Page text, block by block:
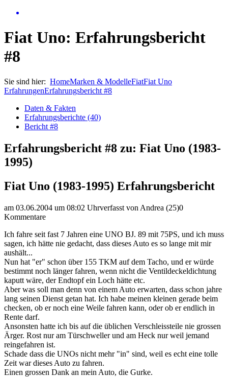
Fiat Uno: Erfahrungsbericht
#8
Sie sind hier: HomeMarken & ModelleFiatFiat Uno
ErfahrungenErfahrungsbericht #8
Daten & Fakten
Erfahrungsberichte (40)
Bericht #8
Erfahrungsbericht #8 zu: Fiat Uno (1983-
1995)
Fiat Uno (1983-1995) Erfahrungsbericht
am 03.06.2004 um 08:02 Uhrverfasst von Andrea (25)0
Kommentare
Ich fahre seit fast 7 Jahren eine UNO BJ. 89 mit 75PS, und ich muss
sagen, ich hätte nie gedacht, dass dieses Auto es so lange mit mir
aushält...
Nun hat "er" schon über 155 TKM auf dem Tacho, und er würde
bestimmt noch länger fahren, wenn nicht die Ventildeckeldichtung
kaputt wäre, der Endtopf ein Loch hätte etc.
Aber was soll man denn von einem Auto erwarten, dass schon jahre
lang seinen Dienst getan hat. Ich habe meinen kleinen gerade beim
checken, ob er noch eine Weile fahren kann, oder ob er endlich in
Rente darf.
Ansonsten hatte ich bis auf die üblichen Verschleissteile nie grossen
Ärger. Rost nur am Türschweller und am Heck nur weil jemand
reingefahren ist.
Schade dass die UNOs nicht mehr "in" sind, weil es echt eine tolle
Zeit war dieses Auto zu fahren.
Einen grossen Dank an mein Auto, die Gurke.